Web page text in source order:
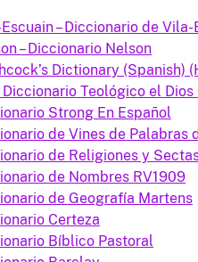
– Diccionario de Vila-
– Diccionario Nelson
Dictionary (Spanish)
Diccionario Teológico el
Strong En Español
de Vines de Palabras
de Religiones y
de Nombres RV1909
de Geografía Martens
Certeza
Bíblico Pastoral